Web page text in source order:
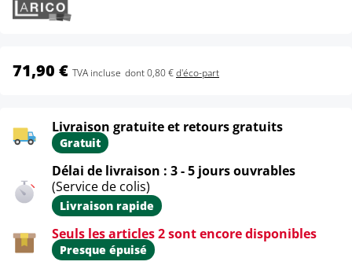
71,90 € TVA incluse dont 0,80 €d'éco-part
Livraison gratuite et retours gratuits
Gratuit
Délai de livraison : 3 - 5 jours ouvrables
(Service de colis)
Livraison rapide
Seuls les articles 2 sont encore disponibles
Presque épuisé